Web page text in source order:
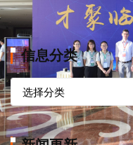
信息分类
信
息
分
类